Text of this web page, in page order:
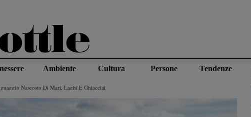
Ambiente Cultura Persone Tendenze
Nascosto Di Mari, Laghi E Ghiacciai